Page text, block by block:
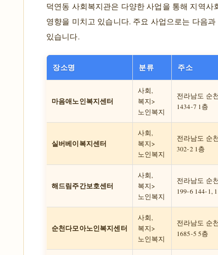
덕연동 사회복지관은 다양한 사업을 통해 지역사
영향을 미치고 있습니다. 주요 사업으로는 다음
있습니다.
장소명 분류 주소
마음애노인복지센터
사회,
복지>
노인복지
전라남도 순
1434-7 1층
실버베이복지센터
사회,
복지>
노인복지
전라남도 순
302-2 1층
해드림주간보호센터
사회,
복지>
노인복지
전라남도 순
199-6 144-1,
순천다모아노인복지센터
사회,
복지>
노인복지
전라남도 순
1685-5 5층